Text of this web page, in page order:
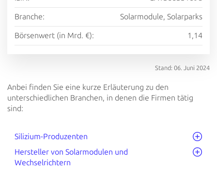
Branche: Solarmodule, Solarparks
Börsenwert (in Mrd. €): 1,14
Stand: 06. Juni 2024
Anbei finden Sie eine kurze Erläuterung zu den
unterschiedlichen Branchen, in denen die Firmen tätig
sind:
Silizium-Produzenten
Hersteller von Solarmodulen und
Wechselrichtern